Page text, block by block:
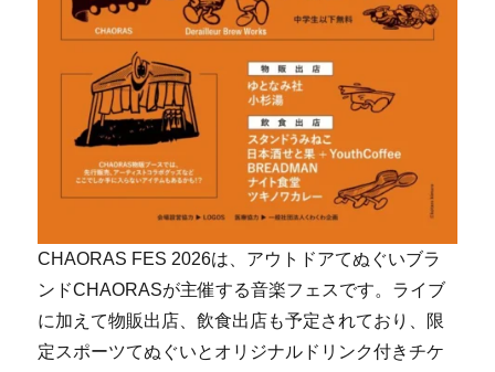
CHAORAS FES 2026は、アウトドアてぬぐいブラ
ンドCHAORASが主催する音楽フェスです。ライブ
に加えて物販出店、飲食出店も予定されており、限
定スポーツてぬぐいとオリジナルドリンク付きチケ